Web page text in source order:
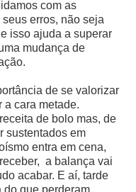
com as
erros, não seja
isso ajuda a superar
mudança de
de se valorizar
a cara metade.
de bolo mas, de
sustentados em
entra em cena,
a balança vai
acabar. E aí, tarde
que perderam.